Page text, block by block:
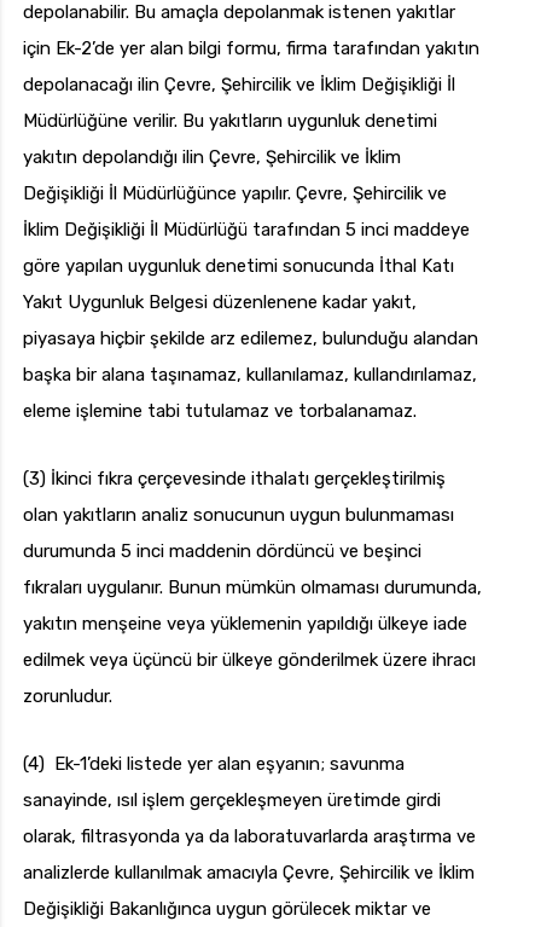
depolanabilir. Bu amaçla depolanmak istenen yakıtlar
için Ek-2’de yer alan bilgi formu, firma tarafından yakıtın
depolanacağı ilin Çevre, Şehircilik ve İklim Değişikliği İl
Müdürlüğüne verilir. Bu yakıtların uygunluk denetimi
yakıtın depolandığı ilin Çevre, Şehircilik ve İklim
Değişikliği İl Müdürlüğünce yapılır. Çevre, Şehircilik ve
İklim Değişikliği İl Müdürlüğü tarafından 5 inci maddeye
göre yapılan uygunluk denetimi sonucunda İthal Katı
Yakıt Uygunluk Belgesi düzenlenene kadar yakıt,
piyasaya hiçbir şekilde arz edilemez, bulunduğu alandan
başka bir alana taşınamaz, kullanılamaz, kullandırılamaz,
eleme işlemine tabi tutulamaz ve torbalanamaz.
(3) İkinci fıkra çerçevesinde ithalatı gerçekleştirilmiş
olan yakıtların analiz sonucunun uygun bulunmaması
durumunda 5 inci maddenin dördüncü ve beşinci
fıkraları uygulanır. Bunun mümkün olmaması durumunda,
yakıtın menşeine veya yüklemenin yapıldığı ülkeye iade
edilmek veya üçüncü bir ülkeye gönderilmek üzere ihracı
zorunludur.
(4) Ek-1’deki listede yer alan eşyanın; savunma
sanayinde, ısıl işlem gerçekleşmeyen üretimde girdi
olarak, filtrasyonda ya da laboratuvarlarda araştırma ve
analizlerde kullanılmak amacıyla Çevre, Şehircilik ve İklim
Değişikliği Bakanlığınca uygun görülecek miktar ve